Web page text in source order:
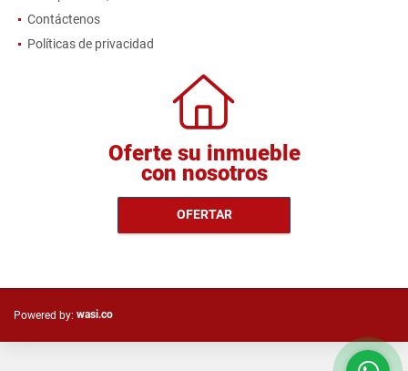
Contáctenos
Políticas de privacidad
Oferte su inmueble
con nosotros
OFERTAR
Powered by: wasi.co